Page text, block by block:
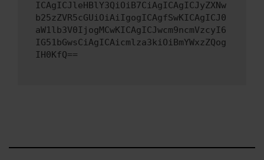
ICAgICJleHBlY3QiOiB7CiAgICAgICJyZXNw
b25zZVR5cGUiOiAiIgogICAgfSwKICAgICJ0
aW1lb3V0IjogMCwKICAgICJwcm9ncmVzcyI6
IG51bGwsCiAgICAicmlza3kiOiBmYWxzZQog
IH0KfQ==